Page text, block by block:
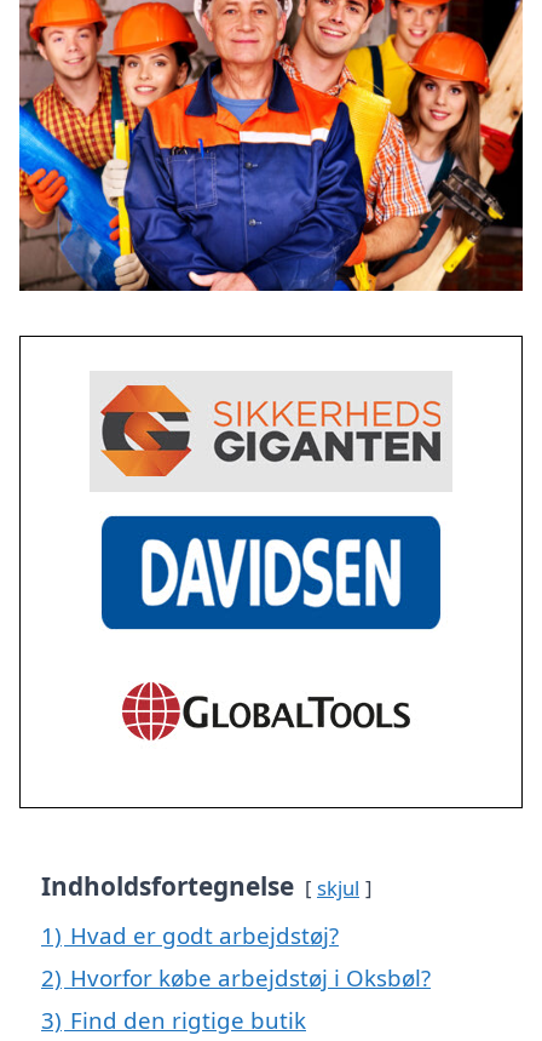
Indholdsfortegnelse skjul
1) Hvad er godt arbejdstøj?
2) Hvorfor købe arbejdstøj i Oksbøl?
3) Find den rigtige butik